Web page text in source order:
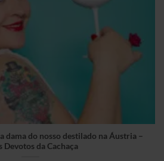
a dama do nosso destilado na Áustria –
Devotos da Cachaça